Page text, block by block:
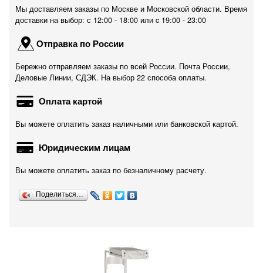
Мы доставляем заказы по Москве и Московской области. Время
доставки на выбор: с 12:00 - 18:00 или c 19:00 - 23:00
Отправка по России
Бережно отправляем заказы по всей России. Почта России,
Деловые Линии, СДЭК. На выбор 22 способа оплаты.
Оплата картой
Вы можете оплатить заказ наличными или банковской картой.
Юридическим лицам
Вы можете оплатить заказ по безналичному расчету.
Поделиться…